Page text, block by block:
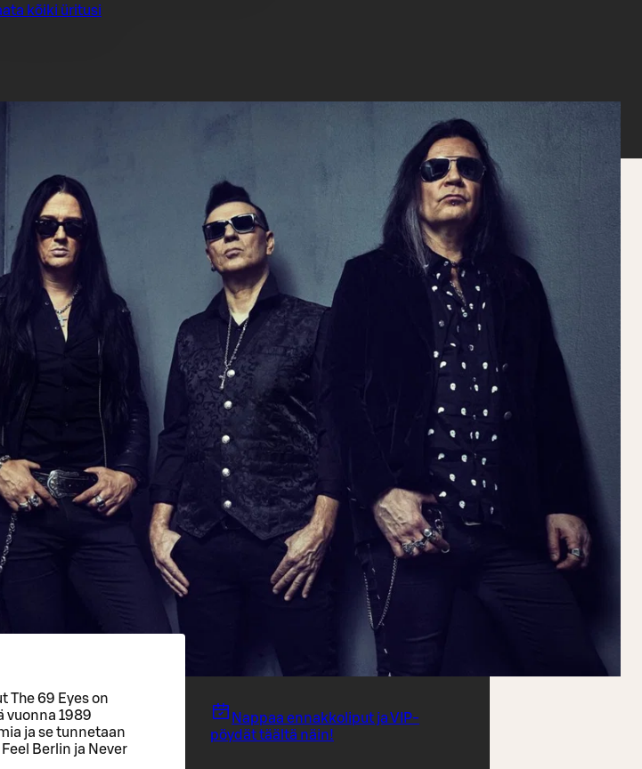
kõiki üritusi
The 69 Eyes on
vuonna 1989
ja se tunnetaan
Berlin ja Never
Nappaa ennakkoliput ja VIP-
pöydät täältä näin!